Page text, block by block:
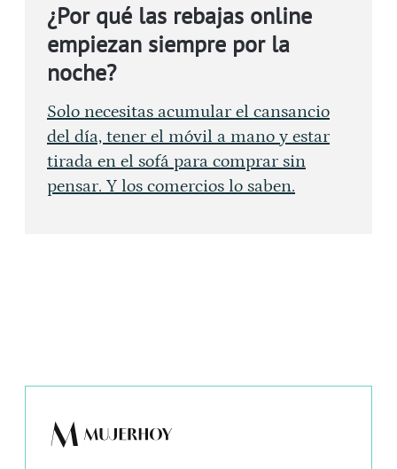
¿Por qué las rebajas online
empiezan siempre por la
noche?
Solo necesitas acumular el cansancio
del día, tener el móvil a mano y estar
tirada en el sofá para comprar sin
pensar. Y los comercios lo saben.